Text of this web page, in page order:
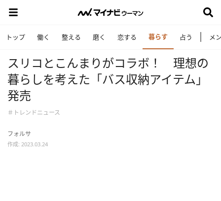
トップ 働く 整える 磨く 恋する 暮らす 占う メ
スリコとこんまりがコラボ！ 理想の
暮らしを考えた「バス収納アイテム」
発売
＃トレンドニュース
フォルサ
作成: 2023.03.24